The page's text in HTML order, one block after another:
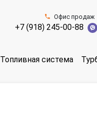
Офис продаж
+7 (918) 245-00-88
Топливная система